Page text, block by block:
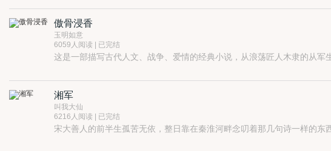
傲骨浸香
玉明如意
6059人阅读 | 已完结
这是一部描写古代人文、战争、爱情的经典小说，从浪荡匠人木隶的从
湘军
叫我大仙
6216人阅读 | 已完结
宋大善人的前半生孤苦无依，整日靠在秦淮河畔念叨着那几句诗一样的